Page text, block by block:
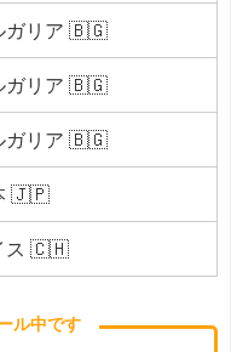
ガリア 🇧🇬
ガリア 🇧🇬
ガリア 🇧🇬
🇯🇵
ス 🇨🇭
ル中です